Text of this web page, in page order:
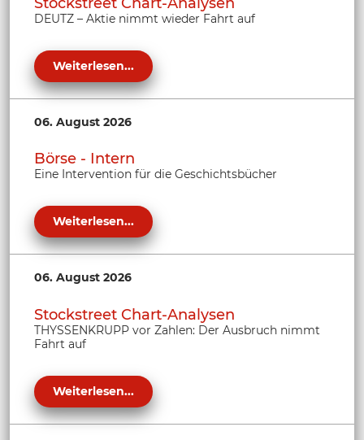
DEUTZ – Aktie nimmt wieder Fahrt auf
Weiterlesen...
06. August 2026
Börse - Intern
Eine Intervention für die Geschichtsbücher
Weiterlesen...
06. August 2026
Stockstreet Chart-Analysen
THYSSENKRUPP vor Zahlen: Der Ausbruch nimmt
Fahrt auf
Weiterlesen...